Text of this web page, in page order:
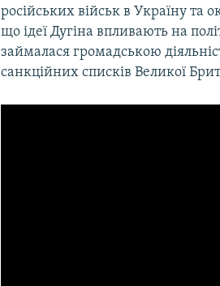
російських військ в Україну та
що ідеї Дугіна впливають на
займалася громадською
санкційних списків Великої